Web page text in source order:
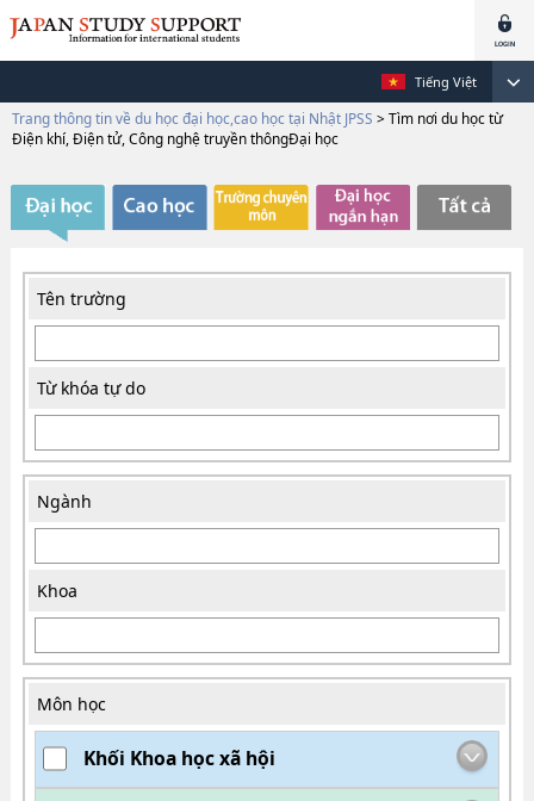
Tiếng Việt
Trang thông tin về du học đại học,cao học tại Nhật JPSS > Tìm nơi du học từ
Điện khí, Điện tử, Công nghệ truyền thôngĐại học
Tên trường
Từ khóa tự do
Ngành
Khoa
Môn học
Khối Khoa học xã hội